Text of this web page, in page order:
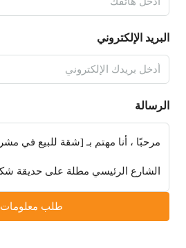
البريد الإلكتروني
الرسالة
طلب معلومات